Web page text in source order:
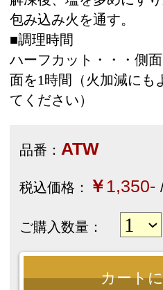
●お支払いと送料について
●特定商取引に関する法律の表示
●お問い合わせ